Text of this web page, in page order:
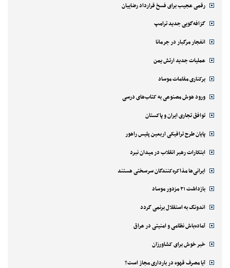
رقمی عجیب برای فسخ قرارداد رضاییان
گزافه‌گویی جدید ترامپ
انفجار مرگبار در جرمانا
عملیات جدید ارتش یمن
برکناری مقامات موساد
ورود هوش مصنوعی به کتاب‌های درسی
توافق تجاری ایران و پاکستان
پایان طرح ترافیکی اربعین پلیس راهور
ابتکارات رهبر انقلاب در میدان نبرد
ایرانی‌ها مذاکره‌کنندگان سرسختی هستند
بازداشت ۲۱ مزدور موساد
اندونگ به استقلال برنمی گردد
آماده‌باش نظامی و امنیتی در عراق
خبر خوش برای کشاورزان
آیا مصرف قهوه در بارداری مجاز است؟